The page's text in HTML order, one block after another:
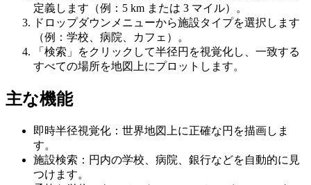
定義します（例：5 km または 3 マイル）。
ドロップダウンメニューから施設タイプを選択します
（例：学校、病院、カフェ）。
「検索」をクリックして半径円を視覚化し、一致する
すべての場所を地図上にプロットします。
主な機能
即時半径視覚化：世界地図上に正確な円を描画しま
す。
施設検索：円内の学校、病院、銀行などを自動的に見
つけます。